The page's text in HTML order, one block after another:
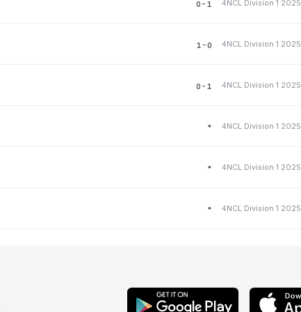
0-1 4NCL Division 1
1-0 4NCL Division 1
0-1 4NCL Division 1
* 4NCL Division 1
* 4NCL Division 1
* 4NCL Division 1